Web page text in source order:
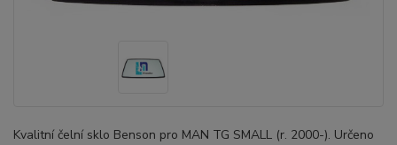
Kvalitní čelní sklo Benson pro MAN TG SMALL (r. 2000-). Určeno